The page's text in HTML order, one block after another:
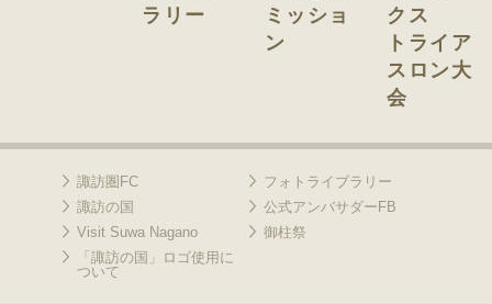
ラリー
ミッショ
ン
クス
トライア
スロン大
会
諏訪圏FC
フォトライブラリー
諏訪の国
公式アンバサダーFB
Visit Suwa Nagano
御柱祭
「諏訪の国」ロゴ使用に
ついて